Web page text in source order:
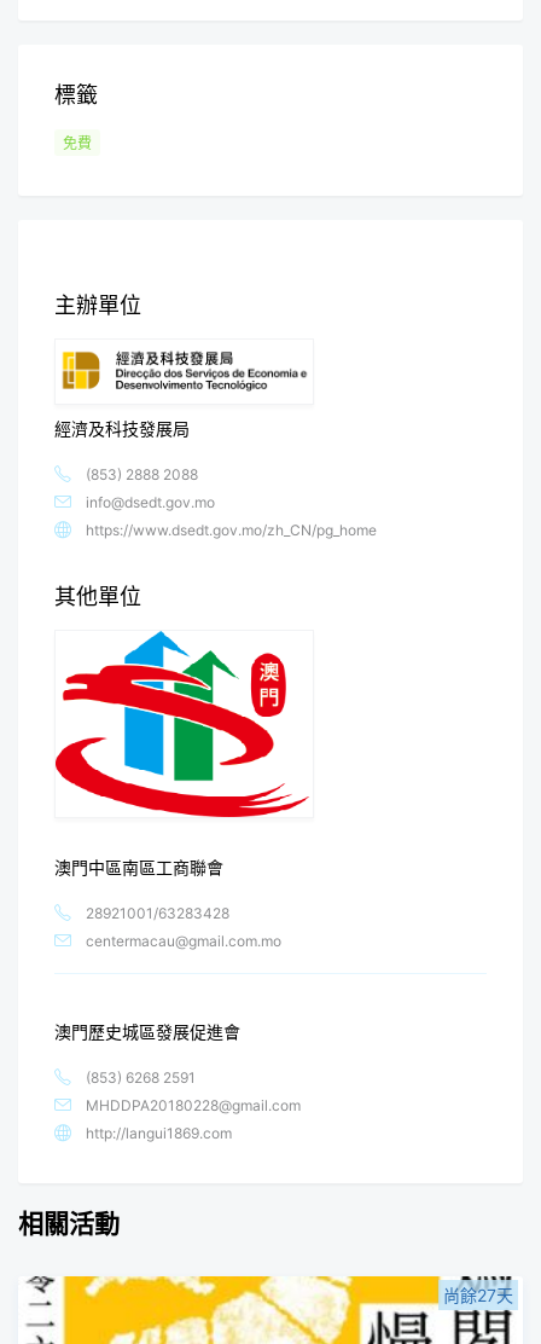
標籤
免費
主辦單位
經濟及科技發展局
(853) 2888 2088
info@dsedt.gov.mo
https://www.dsedt.gov.mo/zh_CN/pg_home
其他單位
澳門中區南區工商聯會
28921001/63283428
centermacau@gmail.com.mo
澳門歷史城區發展促進會
(853) 6268 2591
MHDDPA20180228@gmail.com
http://langui1869.com
相關活動
尚餘27天